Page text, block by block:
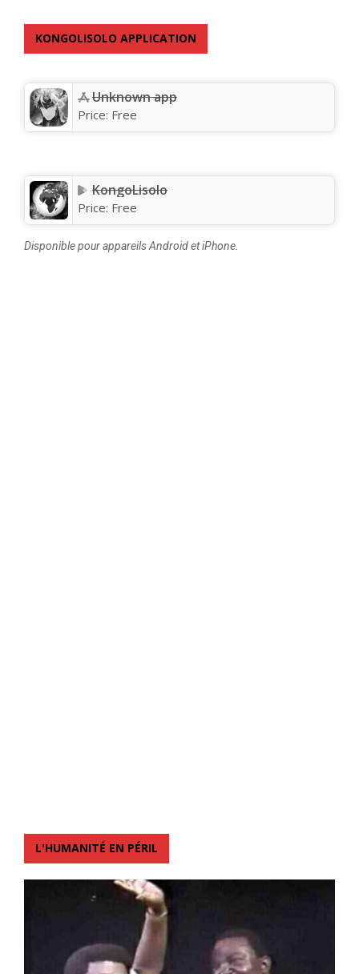
KONGOLISOLO APPLICATION
Unknown app
Price: Free
KongoLisolo
Price: Free
Disponible pour appareils Android et iPhone.
L'HUMANITÉ EN PÉRIL